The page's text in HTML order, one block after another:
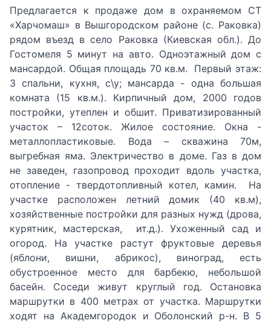
Предлагается к продаже дом в охраняемом СТ
«Харчомаш» в Вышгородском районе (с. Раковка)
рядом въезд в село Раковка (Киевская обл.). До
Гостомеля 5 минут на авто. Одноэтажный дом с
мансардой. Общая площадь 70 кв.м. Первый этаж:
3 спальни, кухня, с\у; мансарда - одна большая
комната (15 кв.м.). Кирпичный дом, 2000 годов
постройки, утеплен и обшит. Приватизированный
участок – 12соток. Жилое состояние. Окна -
металлопластиковые. Вода – скважина 70м,
выгребная яма. Электричество в доме. Газ в дом
не заведен, газопровод проходит вдоль участка,
отопление - твердотопливный котел, камин. На
участке расположен летний домик (40 кв.м),
хозяйственные постройки для разных нужд (дрова,
курятник, мастерская, ит.д.). Ухоженный сад и
огород. На участке растут фруктовые деревья
(яблони, вишни, абрикос), виноград, есть
обустроенное место для барбекю, небольшой
басейн. Соседи живут круглый год. Остановка
маршрутки в 400 метрах от участка. Маршрутки
ходят на Академгородок и Оболонский р-н. В 5